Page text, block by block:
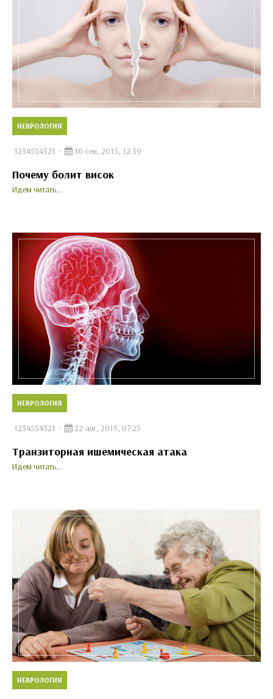
НЕВРОЛОГИЯ
1234554321 10-сен, 2015, 12:39
Почему болит висок
Идем читать...
НЕВРОЛОГИЯ
1234554321 22-авг, 2015, 07:25
Транзиторная ишемическая атака
Идем читать...
НЕВРОЛОГИЯ